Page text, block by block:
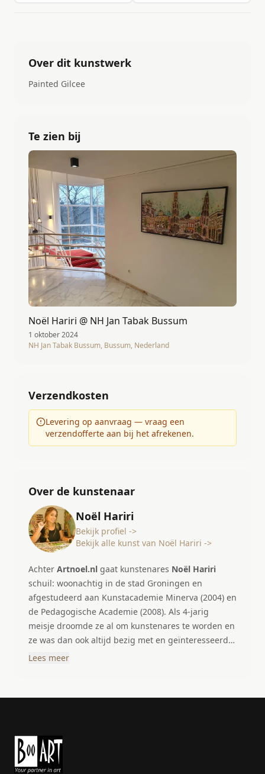
Over dit kunstwerk
Painted Gilcee
Te zien bij
Noël Hariri @ NH Jan Tabak Bussum
1 oktober 2024
NH Jan Tabak Bussum, Bussum, Nederland
Verzendkosten
Levering op aanvraag — vraag een
verzendofferte aan bij het afrekenen.
Over de kunstenaar
Noël Hariri
Bekijk profiel ->
Bekijk alle kunst van Noël Hariri ->
Achter Artnoel.nl gaat kunstenares Noël Hariri
schuil: woonachtig in de stad Groningen en
afgestudeerd aan Kunstacademie Minerva (2004) en
de Pedagogische Academie (2008). Als 4-jarig
meisje droomde ze al om kunstenares te worden en
ze was dan ook altijd bezig met en geïnteresseerd
in alles wat met kunst te maken heeft. Ze heeft
Artnoel.nl gestart. Door de jaren heen heeft ze zich
zitten vol fantasie! Als je goed kijkt zit er in elk werk
wel een ‘foutje’: verhouding loze stadsgezichten,
composities die niet kloppen etc… Door te spelen
Lees meer